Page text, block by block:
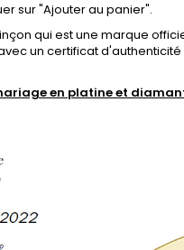
sur "Ajouter au panier".
qui est une marque
un certificat
en platine et